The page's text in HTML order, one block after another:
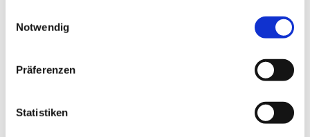
Notwendig
Präferenzen
Statistiken